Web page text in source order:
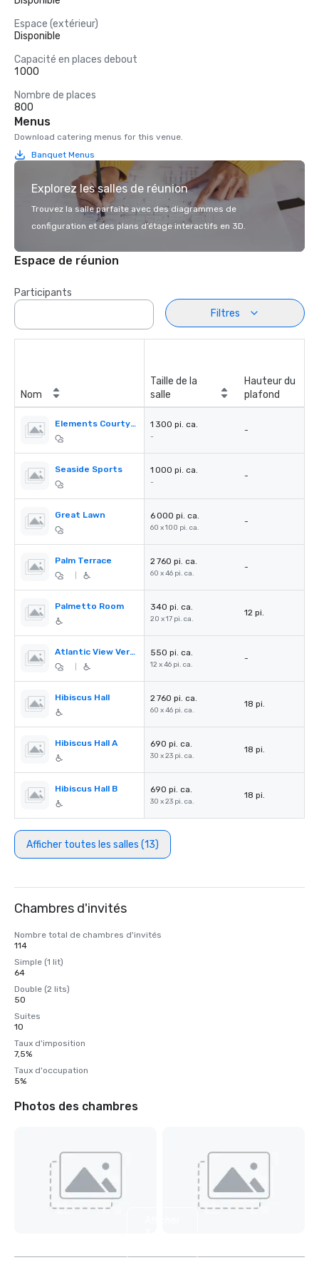
Espace (extérieur)
Disponible
Capacité en places debout
1 000
Nombre de places
800
Menus
Download catering menus for this venue.
Banquet Menus
Explorez les salles de réunion
Trouvez la salle parfaite avec des diagrammes de
configuration et des plans d’étage interactifs en 3D.
Espace de réunion
Participants
Filtres
Nom
Taille de la
salle
Hauteur du
plafond
Elements Courtyard 1 300 pi. ca.
-
-
Seaside Sports 1 000 pi. ca.
-
-
Great Lawn 6 000 pi. ca.
60 x 100 pi. ca.
-
Palm Terrace 2 760 pi. ca.
60 x 46 pi. ca.
-
Palmetto Room 340 pi. ca.
20 x 17 pi. ca.
12 pi.
Atlantic View Verandah 550 pi. ca.
12 x 46 pi. ca.
-
Hibiscus Hall 2 760 pi. ca.
60 x 46 pi. ca.
18 pi.
Hibiscus Hall A 690 pi. ca.
30 x 23 pi. ca.
18 pi.
Hibiscus Hall B 690 pi. ca.
30 x 23 pi. ca.
18 pi.
Afficher toutes les salles (13)
Chambres d'invités
Nombre total de chambres d'invités
114
Simple (1 lit)
64
Double (2 lits)
50
Suites
10
Taux d'imposition
7,5%
Taux d'occupation
5%
Photos des chambres